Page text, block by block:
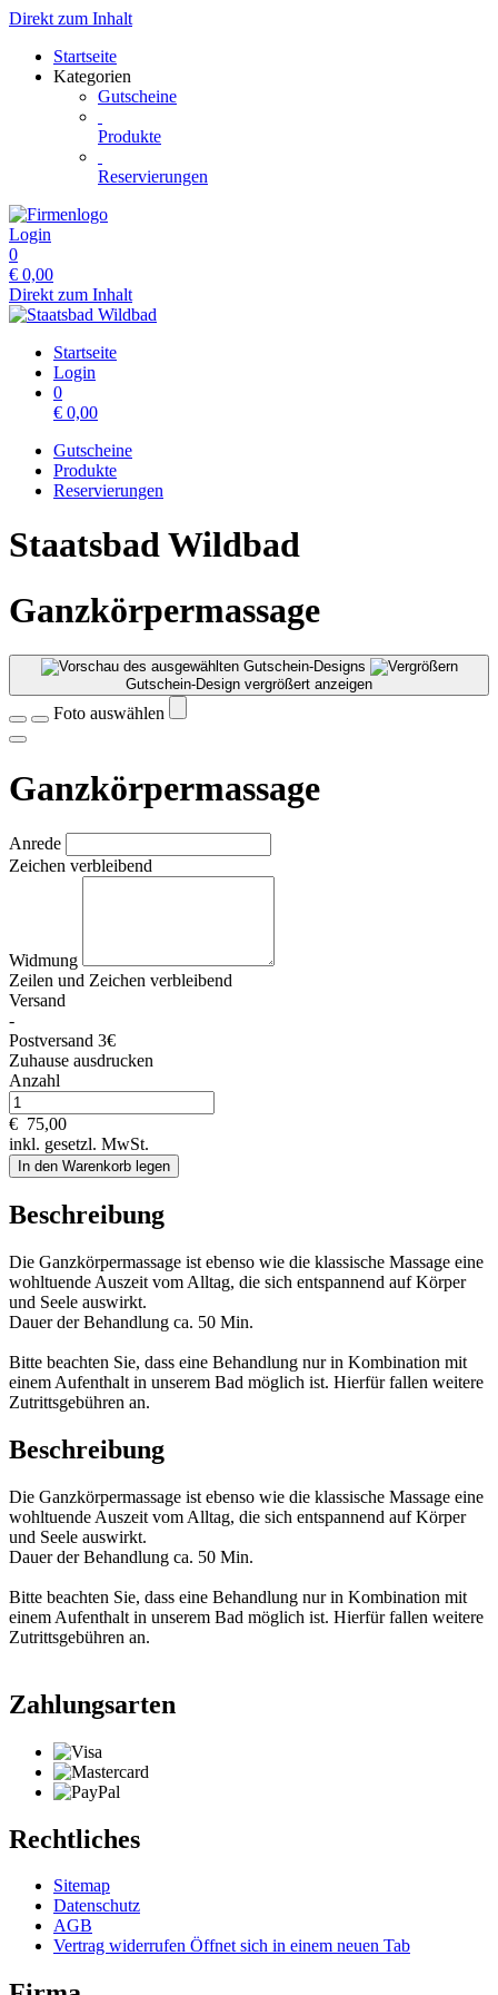
Direkt zum Inhalt
Startseite
Kategorien
Gutscheine
Produkte
Reservierungen
Login
0
€ 0,00
Direkt zum Inhalt
Startseite
Login
0
€ 0,00
Gutscheine
Produkte
Reservierungen
Staatsbad Wildbad
Ganzkörpermassage
Gutschein-Design vergrößert anzeigen
Foto auswählen
Ganzkörpermassage
Anrede
Zeichen verbleibend
Widmung
Zeilen und Zeichen verbleibend
Versand
-
Postversand 3€
Zuhause ausdrucken
Anzahl
€ 75,00
inkl. gesetzl. MwSt.
In den Warenkorb legen
Beschreibung
Die Ganzkörpermassage ist ebenso wie die klassische Massage eine
wohltuende Auszeit vom Alltag, die sich entspannend auf Körper
und Seele auswirkt.
Dauer der Behandlung ca. 50 Min.
Bitte beachten Sie, dass eine Behandlung nur in Kombination mit
einem Aufenthalt in unserem Bad möglich ist. Hierfür fallen weitere
Zutrittsgebühren an.
Beschreibung
Die Ganzkörpermassage ist ebenso wie die klassische Massage eine
wohltuende Auszeit vom Alltag, die sich entspannend auf Körper
und Seele auswirkt.
Dauer der Behandlung ca. 50 Min.
Bitte beachten Sie, dass eine Behandlung nur in Kombination mit
einem Aufenthalt in unserem Bad möglich ist. Hierfür fallen weitere
Zutrittsgebühren an.
Zahlungsarten
Rechtliches
Sitemap
Datenschutz
AGB
Vertrag widerrufen Öffnet sich in einem neuen Tab